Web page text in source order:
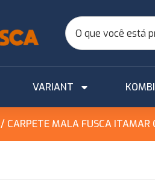
VARIANT KOMBI
/ CARPETE MALA FUSCA ITAMAR